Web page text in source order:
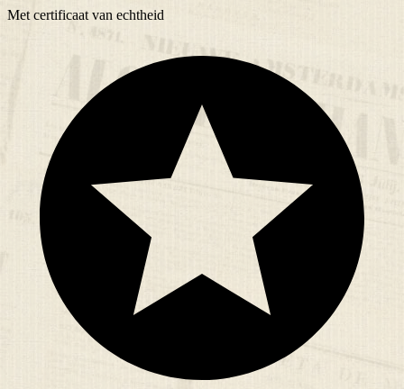
Met certificaat van echtheid